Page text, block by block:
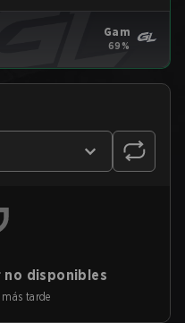
Gam
69%
no disponibles
tarde